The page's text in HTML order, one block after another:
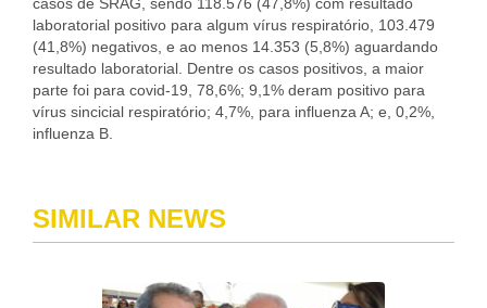
laboratorial positivo para algum vírus respiratório, 103.479
(41,8%) negativos, e ao menos 14.353 (5,8%) aguardando
resultado laboratorial. Dentre os casos positivos, a maior
parte foi para covid-19, 78,6%; 9,1% deram positivo para
vírus sincicial respiratório; 4,7%, para influenza A; e, 0,2%,
influenza B.
SIMILAR NEWS